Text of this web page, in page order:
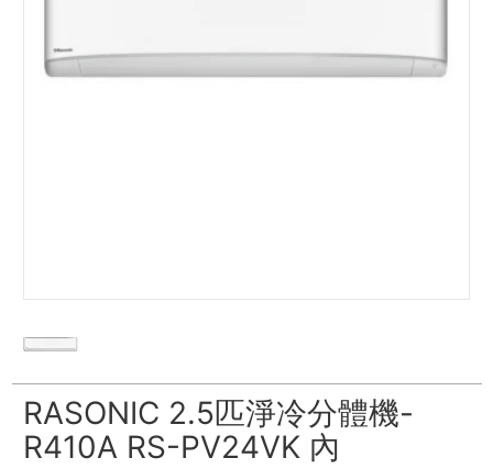
RASONIC 2.5匹淨冷分體機-
R410A RS-PV24VK 內